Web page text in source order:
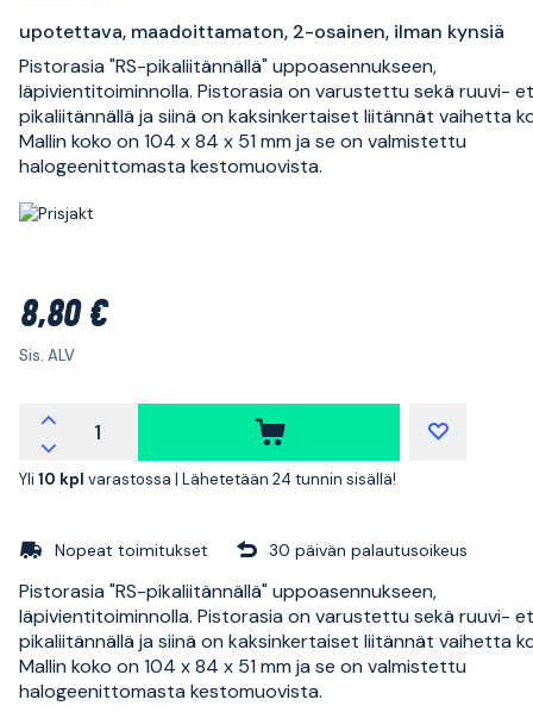
upotettava, maadoittamaton, 2-osainen, ilman kynsiä
Pistorasia "RS-pikaliitännällä" uppoasennukseen,
läpivientitoiminnolla. Pistorasia on varustettu sekä ruuvi-
pikaliitännällä ja siinä on kaksinkertaiset liitännät vaihetta
Mallin koko on 104 x 84 x 51 mm ja se on valmistettu
halogeenittomasta kestomuovista.
8,80 €
Sis. ALV
Yli 10 kpl varastossa | Lähetetään 24 tunnin sisällä!
Nopeat toimitukset 30 päivän palautusoikeus
Pistorasia "RS-pikaliitännällä" uppoasennukseen,
läpivientitoiminnolla. Pistorasia on varustettu sekä ruuvi-
pikaliitännällä ja siinä on kaksinkertaiset liitännät vaihetta
Mallin koko on 104 x 84 x 51 mm ja se on valmistettu
halogeenittomasta kestomuovista.